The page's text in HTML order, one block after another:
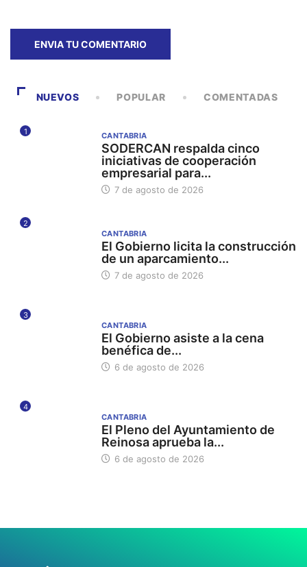
NUEVOS POPULAR COMENTADAS
1 CANTABRIA
SODERCAN respalda cinco
iniciativas de cooperación
empresarial para...
7 de agosto de 2026
2
CANTABRIA
El Gobierno licita la construcción
de un aparcamiento...
7 de agosto de 2026
3
CANTABRIA
El Gobierno asiste a la cena
benéfica de...
6 de agosto de 2026
4
CANTABRIA
El Pleno del Ayuntamiento de
Reinosa aprueba la...
6 de agosto de 2026